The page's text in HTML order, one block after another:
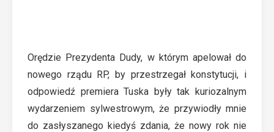
Orędzie Prezydenta Dudy, w którym apelował do
nowego rządu RP, by przestrzegał konstytucji, i
odpowiedź premiera Tuska były tak kuriozalnym
wydarzeniem sylwestrowym, że przywiodły mnie
do zasłyszanego kiedyś zdania, że nowy rok nie